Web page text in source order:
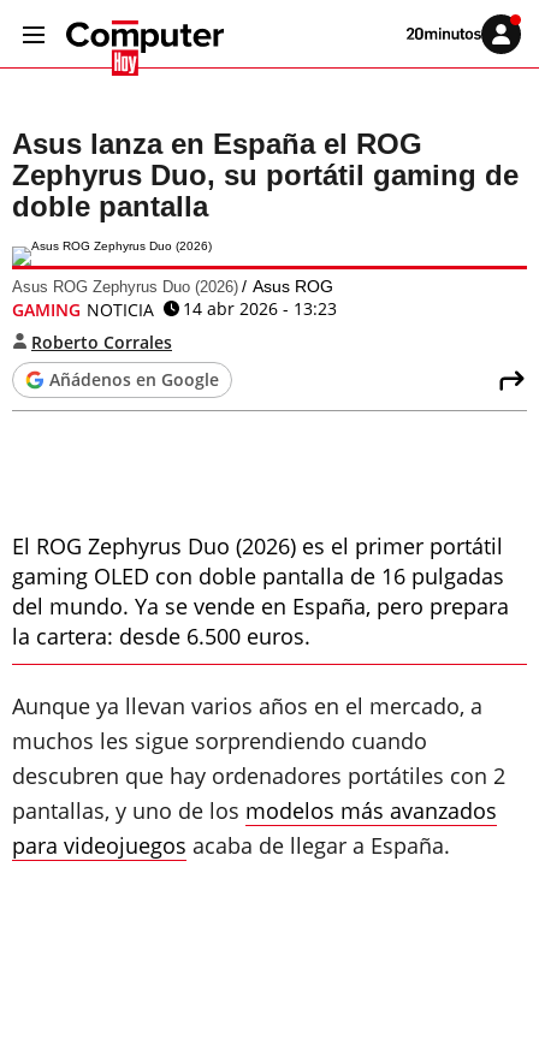
Volver
Iniciar
sesión
Asus lanza en España el ROG
Zephyrus Duo, su portátil gaming de
doble pantalla
Asus ROG Zephyrus Duo (2026) Asus ROG
GAMING NOTICIA
14 abr 2026 - 13:23
Roberto Corrales
Añádenos en Google
El ROG Zephyrus Duo (2026) es el primer portátil
gaming OLED con doble pantalla de 16 pulgadas
del mundo. Ya se vende en España, pero prepara
la cartera: desde 6.500 euros.
Aunque ya llevan varios años en el mercado, a
muchos les sigue sorprendiendo cuando
descubren que hay ordenadores portátiles con 2
pantallas, y uno de los modelos más avanzados
para videojuegos acaba de llegar a España.